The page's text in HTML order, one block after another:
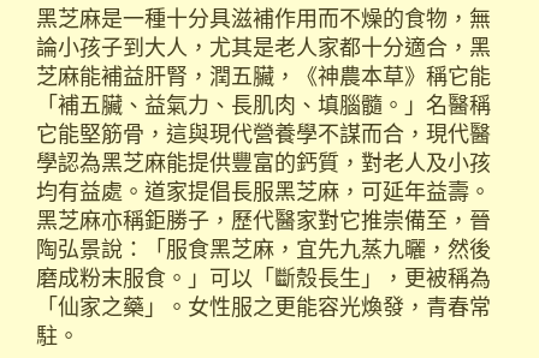
黑芝麻是一種十分具滋補作用而不燥的食物，無
論小孩子到大人，尤其是老人家都十分適合，黑
芝麻能補益肝腎，潤五臟，《神農本草》稱它能
「補五臟、益氣力、長肌肉、填腦髓。」名醫稱
它能堅筋骨，這與現代營養學不謀而合，現代醫
學認為黑芝麻能提供豐富的鈣質，對老人及小孩
均有益處。道家提倡長服黑芝麻，可延年益壽。
黑芝麻亦稱鉅勝子，歷代醫家對它推崇備至，晉
陶弘景說：「服食黑芝麻，宜先九蒸九曬，然後
磨成粉末服食。」可以「斷殼長生」，更被稱為
「仙家之藥」。女性服之更能容光煥發，青春常
駐。